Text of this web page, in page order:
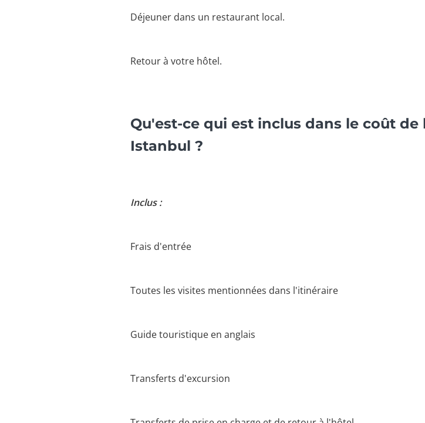
Déjeuner dans un restaurant local.
Retour à votre hôtel.
Qu'est-ce qui est inclus dans le coût
Istanbul ?
Inclus :
Frais d'entrée
Toutes les visites mentionnées dans l'itinéraire
Guide touristique en anglais
Transferts d'excursion